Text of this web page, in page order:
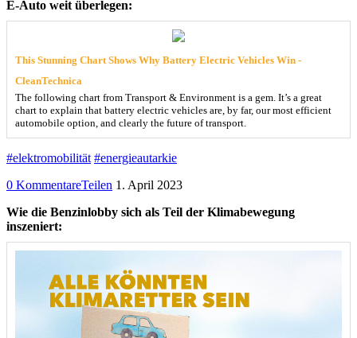
E-Auto weit überlegen:
This Stunning Chart Shows Why Battery Electric Vehicles Win -
CleanTechnica
The following chart from Transport & Environment is a gem. It’s a great
chart to explain that battery electric vehicles are, by far, our most efficient
automobile option, and clearly the future of transport.
#elektromobilität #energieautarkie
0 KommentareTeilen 1. April 2023
Wie die Benzinlobby sich als Teil der Klimabewegung
inszeniert: